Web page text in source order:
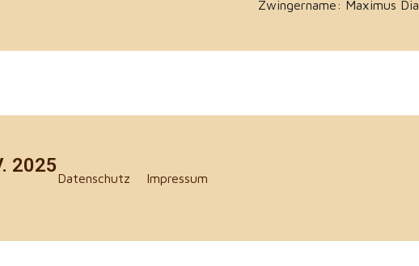
Zwingername: Maximus
2025
Datenschutz Impressum